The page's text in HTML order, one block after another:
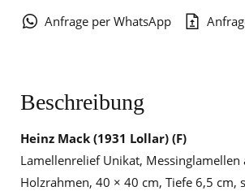
Anfrage per WhatsApp
Beschreibung
Heinz Mack (1931 Lollar) (F)
Lamellenrelief Unikat, Messinglamellen
Holzrahmen, 40 × 40 cm, Tiefe 6,5 cm,